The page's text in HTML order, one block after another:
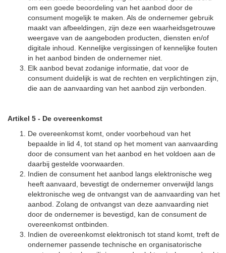
om een goede beoordeling van het aanbod door de
consument mogelijk te maken. Als de ondernemer gebruik
maakt van afbeeldingen, zijn deze een waarheidsgetrouwe
weergave van de aangeboden producten, diensten en/of
digitale inhoud. Kennelijke vergissingen of kennelijke fouten
in het aanbod binden de ondernemer niet.
Elk aanbod bevat zodanige informatie, dat voor de
consument duidelijk is wat de rechten en verplichtingen zijn,
die aan de aanvaarding van het aanbod zijn verbonden.
Artikel 5 - De overeenkomst
De overeenkomst komt, onder voorbehoud van het
bepaalde in lid 4, tot stand op het moment van aanvaarding
door de consument van het aanbod en het voldoen aan de
daarbij gestelde voorwaarden.
Indien de consument het aanbod langs elektronische weg
heeft aanvaard, bevestigt de ondernemer onverwijld langs
elektronische weg de ontvangst van de aanvaarding van het
aanbod. Zolang de ontvangst van deze aanvaarding niet
door de ondernemer is bevestigd, kan de consument de
overeenkomst ontbinden.
Indien de overeenkomst elektronisch tot stand komt, treft de
ondernemer passende technische en organisatorische